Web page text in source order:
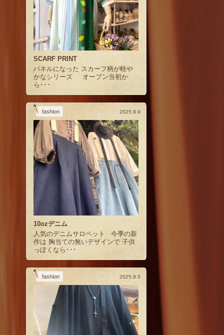
SCARF PRINT
パネルになった スカーフ柄が軽や
かなシリーズ オープン当初か
ら･･･
fashion 2025.9.9
10ozデニム
人気のデニムサロペット 今季の新
作は 胸当ての無いデザインで 子供
っぽくなら･･･
fashion 2025.9.5